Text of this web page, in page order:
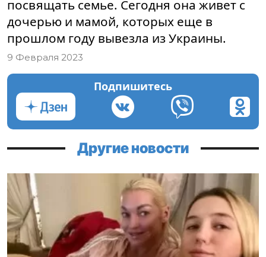
посвящать семье. Сегодня она живет с
дочерью и мамой, которых еще в
прошлом году вывезла из Украины.
9 Февраля 2023
Подпишитесь
Другие новости